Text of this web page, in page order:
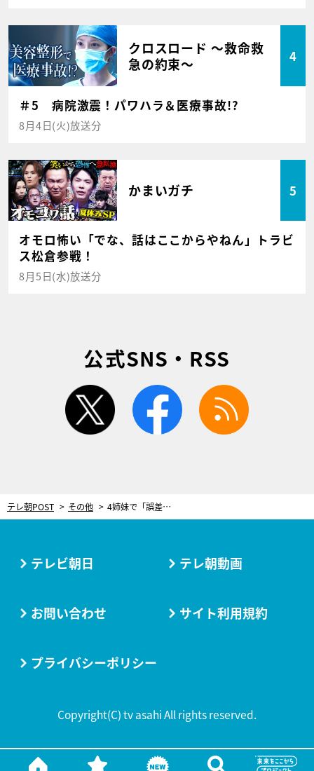
クロスロード ～救命救
急の約束～
4
＃5 病院激震！パワハラ＆医療事故!?
8月4日(火)放送分
かまいガチ 5
オモロ怖い「でな、話はここからやねん」トラビ
ス松倉参戦！
8月5日(水)放送分
公式SNS・RSS
twitter facebook
テレ朝POST その他 4姉妹で「誤差なし！」も披露！新井恵理那、『BG』最終回の撮影風景を公開
テレビ朝日 テレ朝動画
お問い合わせ サイト利用規約
プライバシーポリシー
Copyright(C) tv asahi All rights reserved.